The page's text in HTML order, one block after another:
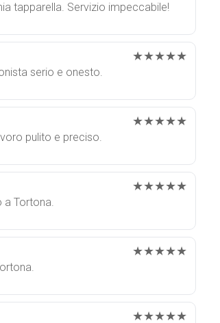
tapparella. Servizio impeccabile!
★★★★★
serio e onesto.
★★★★★
pulito e preciso.
★★★★★
a Tortona.
★★★★★
★★★★★